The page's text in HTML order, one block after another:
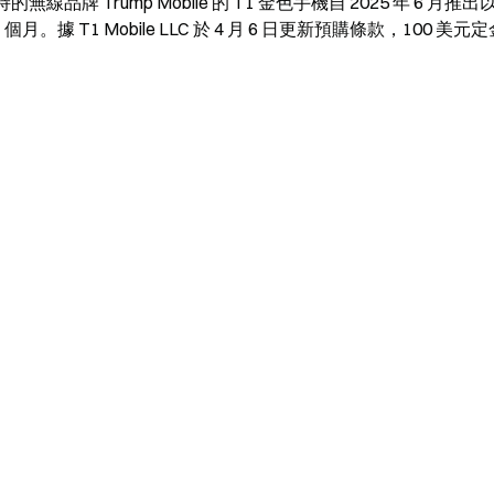
月。據 T1 Mobile LLC 於 4 月 6 日更新預購條款，100 美元